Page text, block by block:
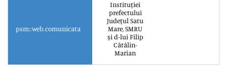
psm::web.comunicata
Instituției
prefectului
Județul Satu
Mare, SMRU
și d-lui Filip
Cătălin-
Marian